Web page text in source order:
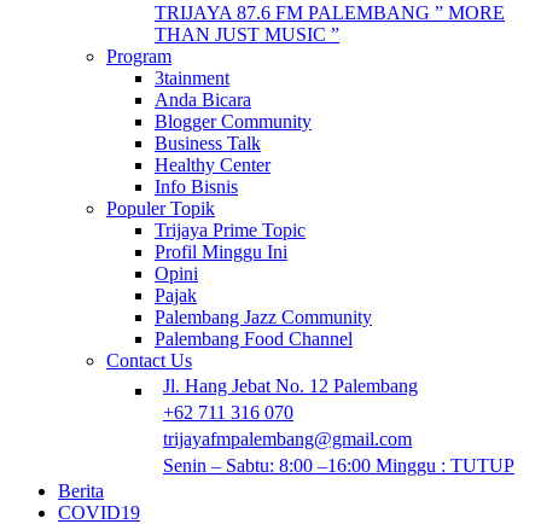
TRIJAYA 87.6 FM PALEMBANG ” MORE
THAN JUST MUSIC ”
Program
3tainment
Anda Bicara
Blogger Community
Business Talk
Healthy Center
Info Bisnis
Populer Topik
Trijaya Prime Topic
Profil Minggu Ini
Opini
Pajak
Palembang Jazz Community
Palembang Food Channel
Contact Us
Jl. Hang Jebat No. 12 Palembang
+62 711 316 070
trijayafmpalembang@gmail.com
Senin – Sabtu: 8:00 –16:00 Minggu : TUTUP
Berita
COVID19